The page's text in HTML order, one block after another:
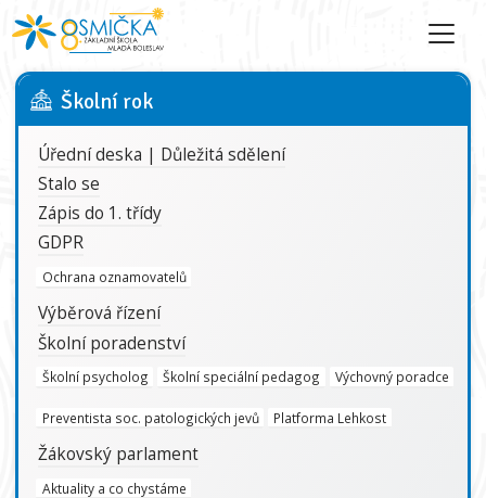
Školní rok
Úřední deska | Důležitá sdělení
Stalo se
Zápis do 1. třídy
GDPR
Ochrana oznamovatelů
Výběrová řízení
Školní poradenství
Školní psycholog Školní speciální pedagog Výchovný poradce
Preventista soc. patologických jevů Platforma Lehkost
Žákovský parlament
Aktuality a co chystáme